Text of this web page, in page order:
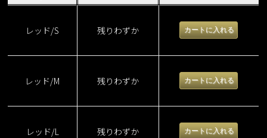
着痩せケーブルスカート
レッド/S 残りわずか
レッド/M 残りわずか
レッド/L 残りわずか